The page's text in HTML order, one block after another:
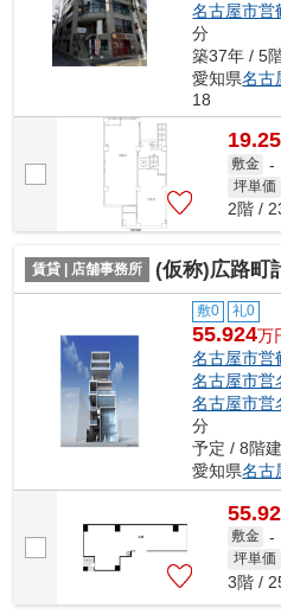
名古屋市営
分
築37年 / 5
愛知県名古
18
19.25
敷金 -
坪単価
2階 /
賃貸 | 店舗事務所 (仮称)広路町計
敷0 礼0
55.924万
名古屋市営
名古屋市営
名古屋市営
分
予定 / 8階建
愛知県名古
敷金 -
坪単価
3階 /